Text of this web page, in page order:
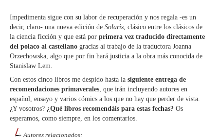
Impedimenta sigue con su labor de recuperación y nos regala -es un
decir, claro- una nueva edición de Solaris, clásico entre los clásicos de
la ciencia ficción y que está por primera vez traducido directamente
del polaco al castellano gracias al trabajo de la traductora Joanna
Orzechowska, algo que por fin hará justicia a la obra más conocida de
Stanislaw Lem.
Con estos cinco libros me despido hasta la siguiente entrega de
recomendaciones primaverales, que irán incluyendo autores en
español, ensayo y varios cómics a los que no hay que perder de vista.
¿Y vosotros? ¿Qué libros recomendáis para estas fechas? Os
esperamos, como siempre, en los comentarios.
Autores relacionados: